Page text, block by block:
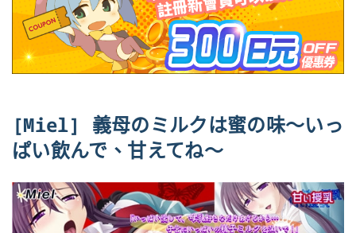
[Miel] 義母のミルクは蜜の味～いっ
ぱい飲んで、甘えてね～